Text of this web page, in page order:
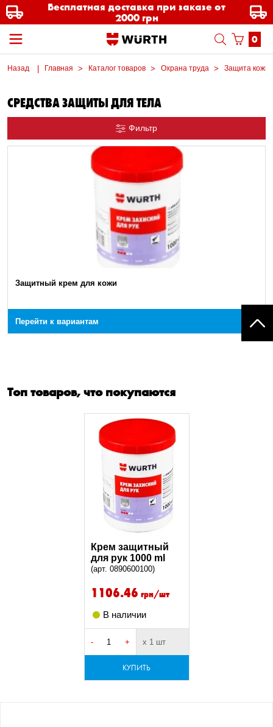
Бесплатная доставка при заказе от
2000 грн
0
Назад Главная Каталог товаров Охрана труда Защита кожи
СРЕДСТВА ЗАЩИТЫ ДЛЯ ТЕЛА
Фильтр
Защитный крем для кожи
Перейти к вариантам
Топ товаров, что покупаются
Крем защитный
для рук 1000 ml
(арт. 0890600100)
1106.46 грн/шт
В наличии
- + х 1 шт
КУПИТЬ